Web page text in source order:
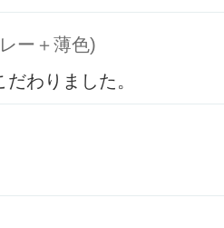
ー＋薄色)
わりました。